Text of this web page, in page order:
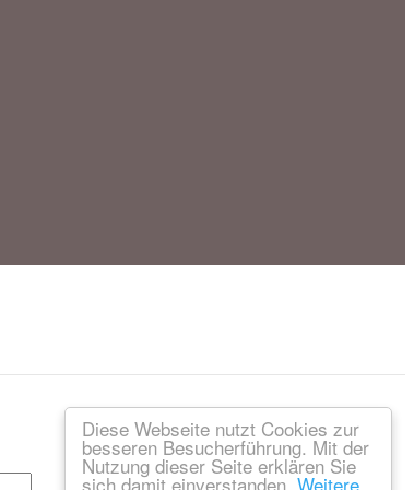
Diese Webseite nutzt Cookies zur
besseren Besucherführung. Mit der
Nutzung dieser Seite erklären Sie
sich damit einverstanden. Weitere